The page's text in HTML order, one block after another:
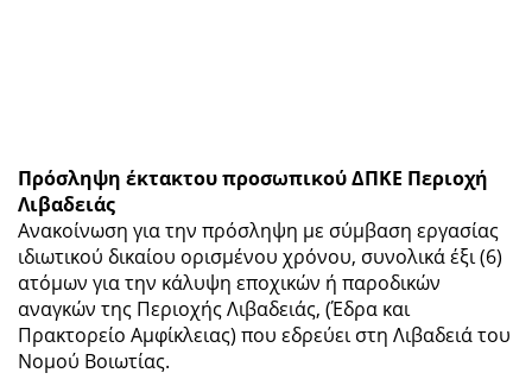
Πρόσληψη έκτακτου προσωπικού ΔΠΚΕ Περιοχή
Λιβαδειάς
Ανακοίνωση για την πρόσληψη με σύμβαση εργασίας
ιδιωτικού δικαίου ορισμένου χρόνου, συνολικά έξι (6)
ατόμων για την κάλυψη εποχικών ή παροδικών
αναγκών της Περιοχής Λιβαδειάς, (Έδρα και
Πρακτορείο Αμφίκλειας) που εδρεύει στη Λιβαδειά του
Νομού Βοιωτίας.